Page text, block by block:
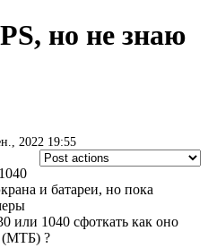
но не знаю
2022 19:55
и батареи, но пока
или 1040 сфоткать как оно
(МТБ) ?